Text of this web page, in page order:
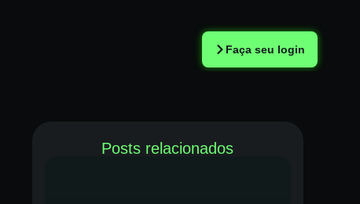
Faça seu login
Posts relacionados